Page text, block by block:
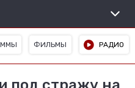
ФИЛЬМЫ РАДИО